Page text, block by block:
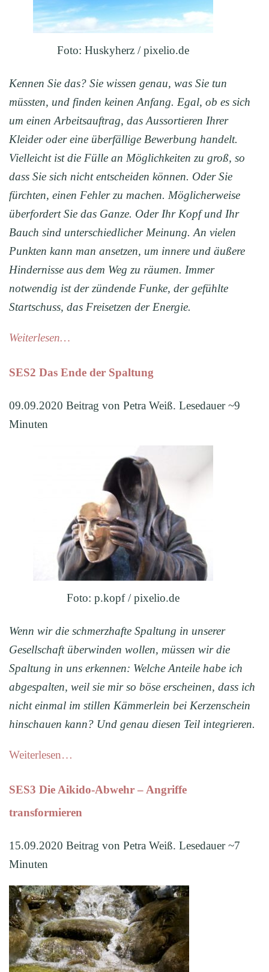
Foto: Huskyherz / pixelio.de
Kennen Sie das? Sie wissen genau, was Sie tun
müssten, und finden keinen Anfang. Egal, ob es sich
um einen Arbeitsauftrag, das Aussortieren Ihrer
Kleider oder eine überfällige Bewerbung handelt.
Vielleicht ist die Fülle an Möglichkeiten zu groß, so
dass Sie sich nicht entscheiden können. Oder Sie
fürchten, einen Fehler zu machen. Möglicherweise
überfordert Sie das Ganze. Oder Ihr Kopf und Ihr
Bauch sind unterschiedlicher Meinung. An vielen
Punkten kann man ansetzen, um innere und äußere
Hindernisse aus dem Weg zu räumen. Immer
notwendig ist der zündende Funke, der gefühlte
Startschuss, das Freisetzen der Energie.
Weiterlesen…
SES2 Das Ende der Spaltung
09.09.2020 Beitrag von Petra Weiß. Lesedauer ~9
Minuten
Foto: p.kopf / pixelio.de
Wenn wir die schmerzhafte Spaltung in unserer
Gesellschaft überwinden wollen, müssen wir die
Spaltung in uns erkennen: Welche Anteile habe ich
abgespalten, weil sie mir so böse erscheinen, dass ich
nicht einmal im stillen Kämmerlein bei Kerzenschein
hinschauen kann? Und genau diesen Teil integrieren.
Weiterlesen…
SES3 Die Aikido-Abwehr – Angriffe
transformieren
15.09.2020 Beitrag von Petra Weiß. Lesedauer ~7
Minuten